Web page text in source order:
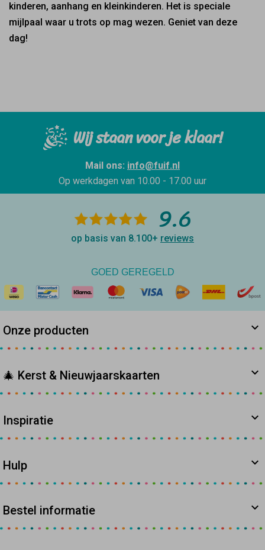
kinderen, aanhang en kleinkinderen. Het is speciale
mijlpaal waar u trots op mag wezen. Geniet van deze
dag!
Wij staan voor je klaar!
Mail ons: info@fuif.nl
Op werkdagen van 10.00 - 17.00 uur
9.6
op basis van 8.100+ reviews
GOED GEREGELD
Onze producten
🎄 Kerst & Nieuwjaarskaarten
Inspiratie
Hulp
Bestel informatie